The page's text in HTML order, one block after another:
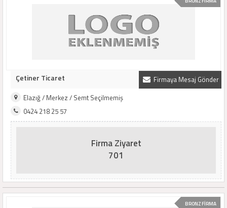
Firmaya Mesaj Gönder
Çetiner Ticaret
Elazığ / Merkez / Semt Seçilmemiş
0424 218 25 57
Firma Ziyaret
701
BRONZ FİRMA